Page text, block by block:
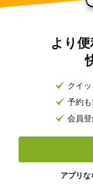
より
クイ
予約
会員
アプリな